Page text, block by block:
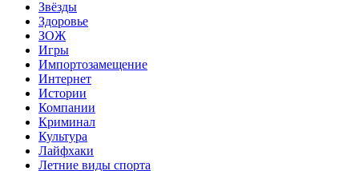
Звёзды
Здоровье
ЗОЖ
Игры
Импортозамещение
Интернет
Истории
Компании
Криминал
Культура
Лайфхаки
Летние виды спорта